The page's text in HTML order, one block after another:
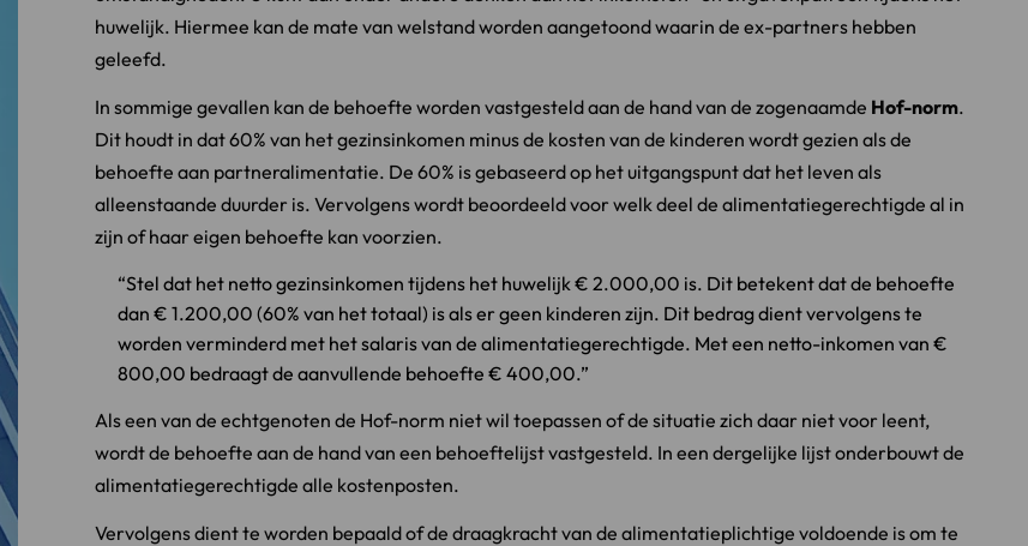
huwelijk. Hiermee kan de mate van welstand worden aangetoond waarin de ex-partners hebben
geleefd.
In sommige gevallen kan de behoefte worden vastgesteld aan de hand van de zogenaamde Hof-norm.
Dit houdt in dat 60% van het gezinsinkomen minus de kosten van de kinderen wordt gezien als de
behoefte aan partneralimentatie. De 60% is gebaseerd op het uitgangspunt dat het leven als
alleenstaande duurder is. Vervolgens wordt beoordeeld voor welk deel de alimentatiegerechtigde al in
zijn of haar eigen behoefte kan voorzien.
Stel dat het netto gezinsinkomen tijdens het huwelijk € 2.000,00 is. Dit betekent dat de behoefte
dan € 1.200,00 (60% van het totaal) is als er geen kinderen zijn. Dit bedrag dient vervolgens te
worden verminderd met het salaris van de alimentatiegerechtigde. Met een netto-inkomen van €
800,00 bedraagt de aanvullende behoefte € 400,00.
Als een van de echtgenoten de Hof-norm niet wil toepassen of de situatie zich daar niet voor leent,
wordt de behoefte aan de hand van een behoeftelijst vastgesteld. In een dergelijke lijst onderbouwt de
alimentatiegerechtigde alle kostenposten.
Vervolgens dient te worden bepaald of de draagkracht van de alimentatieplichtige voldoende is om te